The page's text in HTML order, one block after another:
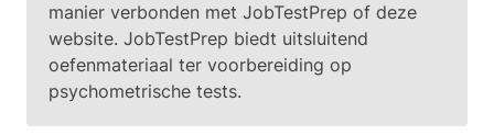
manier verbonden met JobTestPrep of deze
website. JobTestPrep biedt uitsluitend
oefenmateriaal ter voorbereiding op
psychometrische tests.